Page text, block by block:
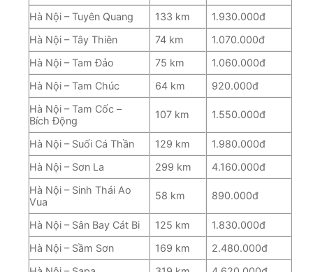
Hà Nội – Tuyên Quang
133 km
1.930.000đ
Hà Nội – Tây Thiên
74 km
1.070.000đ
Hà Nội – Tam Đảo
75 km
1.060.000đ
Hà Nội – Tam Chúc
64 km
920.000đ
Hà Nội – Tam Cốc –
Bích Động
107 km 1.550.000đ
Hà Nội – Suối Cá Thần 129 km
1.980.000đ
Hà Nội – Sơn La
299 km
4.160.000đ
Hà Nội – Sinh Thái Ao
Vua
58 km 890.000đ
Hà Nội – Sân Bay Cát Bi 125 km
1.830.000đ
Hà Nội – Sầm Sơn
169 km
2.480.000đ